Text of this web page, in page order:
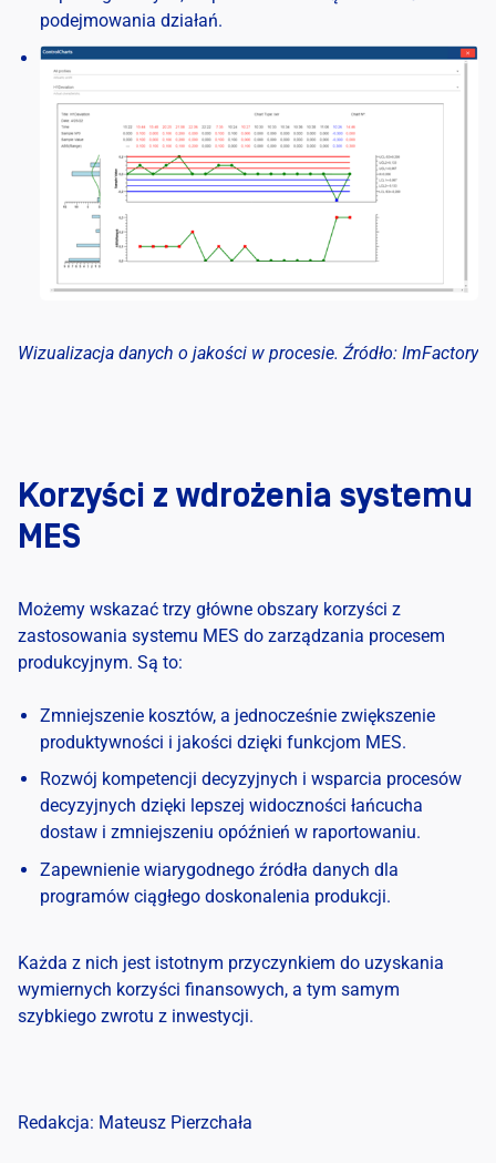
podejmowania działań.
Wizualizacja danych o jakości w procesie. Źródło: ImFactory
Korzyści z wdrożenia systemu
MES
Możemy wskazać trzy główne obszary korzyści z
zastosowania systemu MES do zarządzania procesem
produkcyjnym. Są to:
Zmniejszenie kosztów, a jednocześnie zwiększenie
produktywności i jakości dzięki funkcjom MES.
Rozwój kompetencji decyzyjnych i wsparcia procesów
decyzyjnych dzięki lepszej widoczności łańcucha
dostaw i zmniejszeniu opóźnień w raportowaniu.
Zapewnienie wiarygodnego źródła danych dla
programów ciągłego doskonalenia produkcji.
Każda z nich jest istotnym przyczynkiem do uzyskania
wymiernych korzyści finansowych, a tym samym
szybkiego zwrotu z inwestycji.
Redakcja: Mateusz Pierzchała